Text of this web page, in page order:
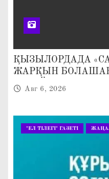
ҚЫЗЫЛОРДАДА
ЖАРҚЫН
КЕҢЕЙТІЛГЕН
Авг 6, 2026
"ЕЛ ТІЛЕГІ" ГАЗЕТІ